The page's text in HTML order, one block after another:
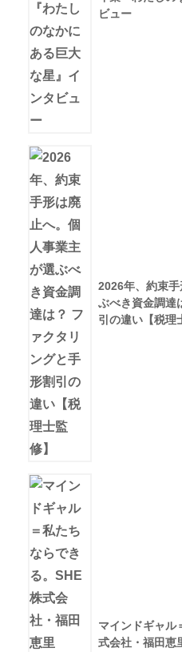
ビュー
2026年、約束
ぶべき資金調達
引の違い【税理
マインドギャル
式会社・福田恵